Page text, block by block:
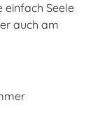
einfach Seele
auch am